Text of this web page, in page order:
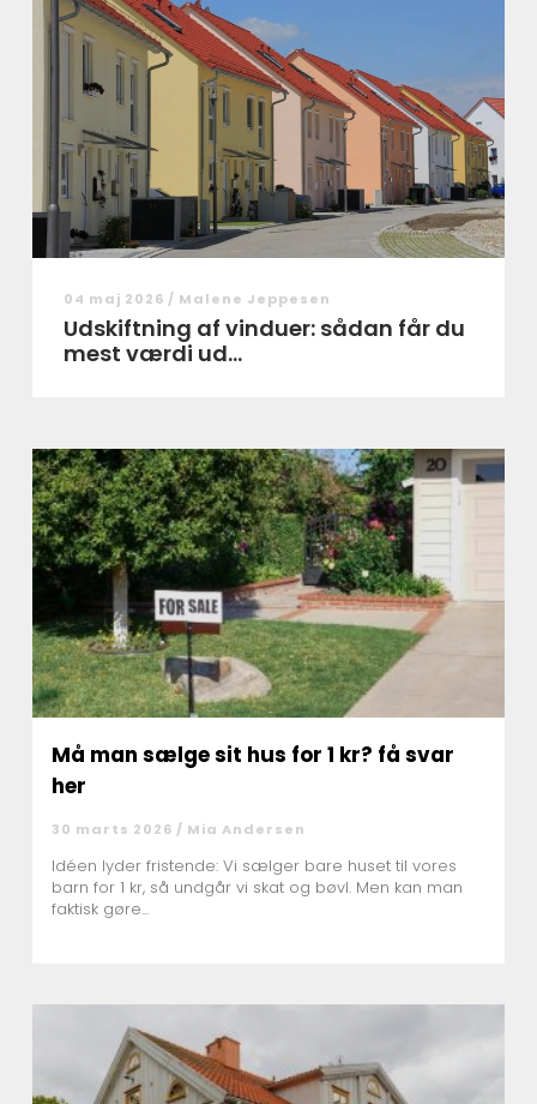
04 maj 2026 / Malene Jeppesen
Udskiftning af vinduer: sådan får du
mest værdi ud...
Må man sælge sit hus for 1 kr? få svar
her
30 marts 2026 / Mia Andersen
Idéen lyder fristende: Vi sælger bare huset til vores
barn for 1 kr, så undgår vi skat og bøvl. Men kan man
faktisk gøre...